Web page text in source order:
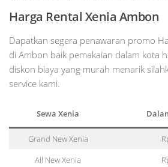
Harga Rental Xenia Ambon
Dapatkan segera penawaran promo
di Ambon baik pemakaian dalam kota
diskon biaya yang murah menarik
service kami.
Sewa Xenia
Grand New Xenia
All New Xenia